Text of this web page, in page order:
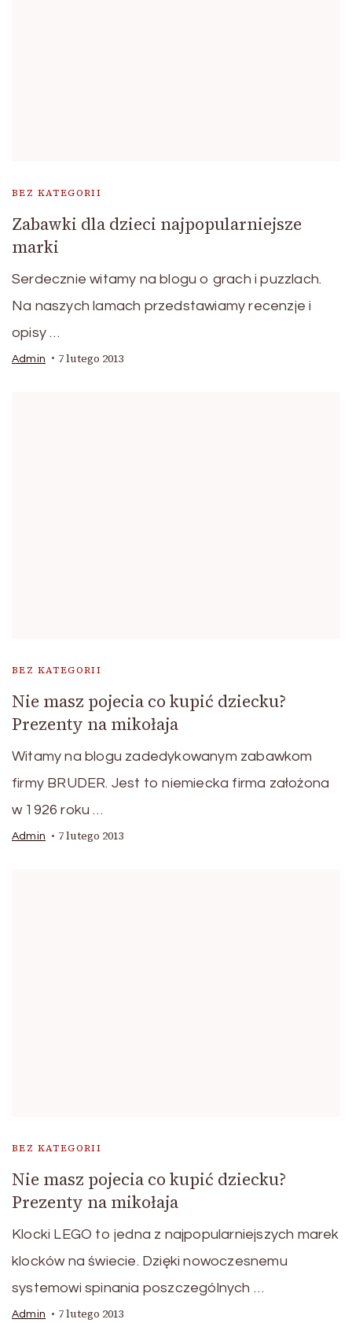
BEZ KATEGORII
Zabawki dla dzieci najpopularniejsze
marki
Serdecznie witamy na blogu o grach i puzzlach.
Na naszych lamach przedstawiamy recenzje i
opisy …
Admin 7 lutego 2013
BEZ KATEGORII
Nie masz pojecia co kupić dziecku?
Prezenty na mikołaja
Witamy na blogu zadedykowanym zabawkom
firmy BRUDER. Jest to niemiecka firma założona
w 1926 roku …
Admin 7 lutego 2013
BEZ KATEGORII
Nie masz pojecia co kupić dziecku?
Prezenty na mikołaja
Klocki LEGO to jedna z najpopularniejszych marek
klocków na świecie. Dzięki nowoczesnemu
systemowi spinania poszczególnych …
Admin 7 lutego 2013